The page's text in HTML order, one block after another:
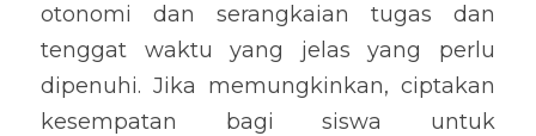
otonomi dan serangkaian tugas dan
tenggat waktu yang jelas yang perlu
dipenuhi. Jika memungkinkan, ciptakan
kesempatan bagi siswa untuk